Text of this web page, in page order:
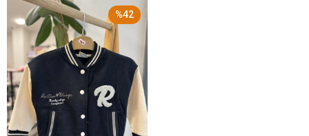
%42